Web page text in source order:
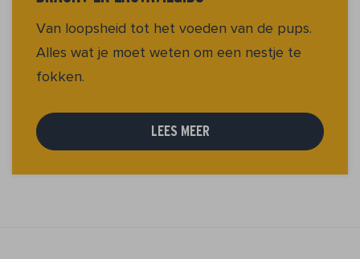
Van loopsheid tot het voeden van de pups.
Alles wat je moet weten om een nestje te
fokken.
LEES MEER